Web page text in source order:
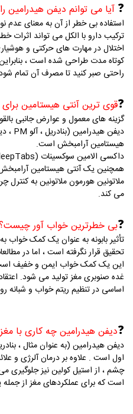
❓ آیا می توانم دیفن هیدرامین
استفاده بی خطر از آن به معنای
ترکیب دارو با الکل می تواند اثرات
اختلال در مهارت های حرکتی و
کوتاه مدت طراحی شده است ،
راحتی صبر کنید تا مصرف آن تمام
❓قوی ترین آنتی هیستامین
گزینه های معمول و عوارض جانبی
دیفن هیدرامین (بنادریل ، آلو PM ، دیگران).
هیستامین آرامبخش است.
داکسی الامین سوکسینات (Unisom SleepTabs).
همچنین یک آنتی هیستامین
ملاتونینهورمون ملاتونین به
می کند.
❓بی خطرترین خواب آور
تأثیر بابونه به عنوان یک کمک خواب
تحقیق قرار نگرفته است ، اما در
این یک کمک خواب ایمن و خفیف
غده صنوبری مغز تولید می شود.
اساسی در تنظیم ریتم خواب و شبانه
❓دیفن هیدرامین چه کاری با
دیفن هیدرامین (به عنوان مثال ،
اول است . علاوه بر درمان آلرژی و
چشم ، از استیل کولین نیز جلوگیری
است که برای عملکردهای مغز از